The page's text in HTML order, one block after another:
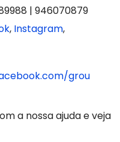
| 946070879
, Instagram,
grou
a nossa ajuda e veja